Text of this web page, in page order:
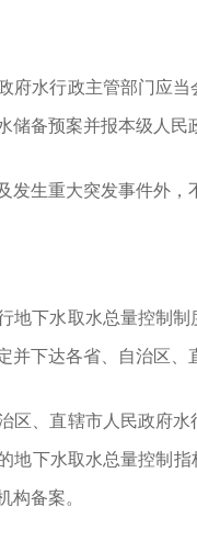
府水行政主管部门应
储备预案并报本级人民
发生重大突发事件外，
地下水取水总量控制制
并下达各省、自治区
区、直辖市人民政府水
地下水取水总量控制
构备案。